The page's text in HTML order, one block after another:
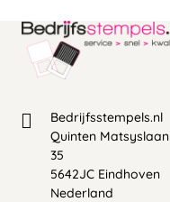
Bedrijfsstempels.nl
Quinten Matsyslaan
35
5642JC Eindhoven
Nederland